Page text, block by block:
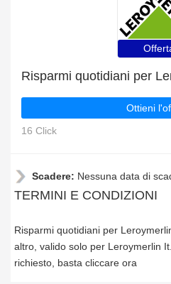
Ottieni
16 Click
Scadere: Nessuna data di
TERMINI E CONDIZIONI
Risparmi quotidiani per
altro, valido solo per Leroymerlin
richiesto, basta cliccare ora